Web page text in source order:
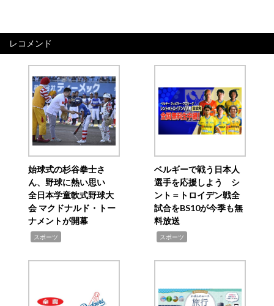
レコメンド
始球式の杉谷拳士さ
ん、野球に熱い思い
全日本学童軟式野球大
会 マクドナルド・トー
ナメントが開幕
スポーツ
ベルギーで戦う日本人
選手を応援しよう シ
ント＝トロイデン戦全
試合をBS10が今季も無
料放送
スポーツ